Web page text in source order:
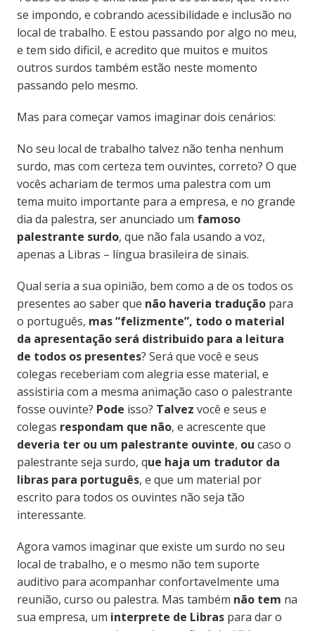
se impondo, e cobrando acessibilidade e inclusão no
local de trabalho. E estou passando por algo no meu,
e tem sido dificil, e acredito que muitos e muitos
outros surdos também estão neste momento
passando pelo mesmo.
Mas para começar vamos imaginar dois cenários:
No seu local de trabalho talvez não tenha nenhum
surdo, mas com certeza tem ouvintes, correto? O que
vocês achariam de termos uma palestra com um
tema muito importante para a empresa, e no grande
dia da palestra, ser anunciado um famoso
palestrante surdo, que não fala usando a voz,
apenas a Libras – língua brasileira de sinais.
Qual seria a sua opinião, bem como a de os todos os
presentes ao saber que não haveria traduçãopara
o português, mas “felizmente”, todo o material
da apresentação será distribuido para a leitura
de todos os presentes? Será que você e seus
colegas receberiam com alegria esse material, e
assistiria com a mesma animação caso o palestrante
fosse ouvinte? Pode isso? Talvez você e seus e
colegas respondam que não, e acrescente que
deveria ter ou um palestrante ouvinte, ou caso o
palestrante seja surdo, que haja um tradutor da
libras para português, e que um material por
escrito para todos os ouvintes não seja tão
interessante.
Agora vamos imaginar que existe um surdo no seu
local de trabalho, e o mesmo não tem suporte
auditivo para acompanhar confortavelmente uma
reunião, curso ou palestra. Mas também não tem na
sua empresa, um interprete de Libraspara dar o